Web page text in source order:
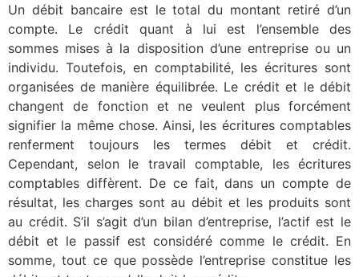
Un débit bancaire est le total du montant retiré d’un
compte. Le crédit quant à lui est l’ensemble des
sommes mises à la disposition d’une entreprise ou un
individu. Toutefois, en comptabilité, les écritures sont
organisées de manière équilibrée. Le crédit et le débit
changent de fonction et ne veulent plus forcément
signifier la même chose. Ainsi, les écritures comptables
renferment toujours les termes débit et crédit.
Cependant, selon le travail comptable, les écritures
comptables diffèrent. De ce fait, dans un compte de
résultat, les charges sont au débit et les produits sont
au crédit. S’il s’agit d’un bilan d’entreprise, l’actif est le
débit et le passif est considéré comme le crédit. En
somme, tout ce que possède l’entreprise constitue les